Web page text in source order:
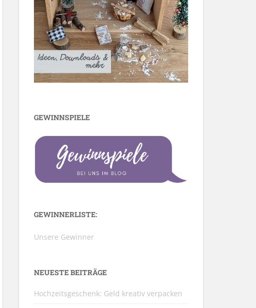
GEWINNSPIELE
GEWINNERLISTE:
Unsere Gewinner
NEUESTE BEITRÄGE
Hochzeitsgeschenk: Geld kreativ verpacken